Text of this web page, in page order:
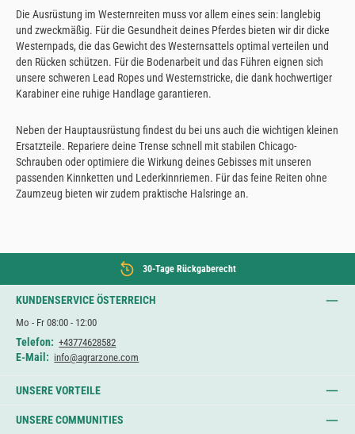
Die Ausrüstung im Westernreiten muss vor allem eines sein: langlebig
und zweckmäßig. Für die Gesundheit deines Pferdes bieten wir dir dicke
Westernpads, die das Gewicht des Westernsattels optimal verteilen und
den Rücken schützen. Für die Bodenarbeit und das Führen eignen sich
unsere schweren Lead Ropes und Westernstricke, die dank hochwertiger
Karabiner eine ruhige Handlage garantieren.
Neben der Hauptausrüstung findest du bei uns auch die wichtigen kleinen
Ersatzteile. Repariere deine Trense schnell mit stabilen Chicago-
Schrauben oder optimiere die Wirkung deines Gebisses mit unseren
passenden Kinnketten und Lederkinnriemen. Für das feine Reiten ohne
Zaumzeug bieten wir zudem praktische Halsringe an.
30-Tage Rückgaberecht
KUNDENSERVICE ÖSTERREICH
Mo - Fr 08:00 - 12:00
Telefon: +43774628582
E-Mail: info@agrarzone.com
UNSERE VORTEILE
UNSERE COMMUNITIES